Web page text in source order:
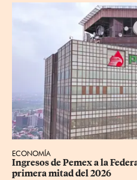
ECONOMÍA
Ingresos de Pemex a la
primera mitad del 2026